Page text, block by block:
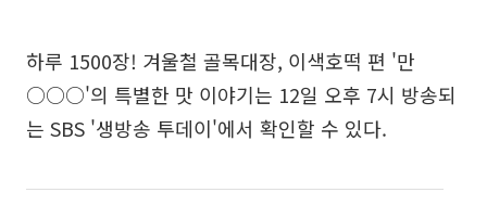
하루 1500장! 겨울철 골목대장, 이색호떡 편 '만
○○○'의 특별한 맛 이야기는 12일 오후 7시 방송되
는 SBS '생방송 투데이'에서 확인할 수 있다.